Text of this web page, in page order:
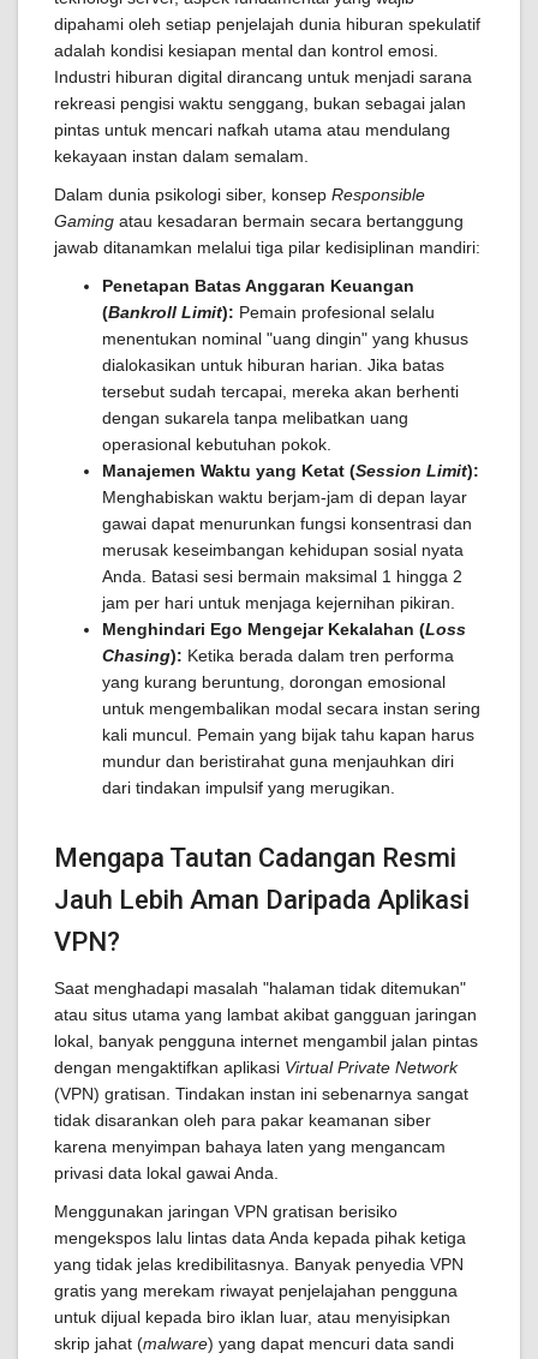
dipahami oleh setiap penjelajah dunia hiburan spekulatif
adalah kondisi kesiapan mental dan kontrol emosi.
Industri hiburan digital dirancang untuk menjadi sarana
rekreasi pengisi waktu senggang, bukan sebagai jalan
pintas untuk mencari nafkah utama atau mendulang
kekayaan instan dalam semalam.
Dalam dunia psikologi siber, konsep Responsible
Gaming atau kesadaran bermain secara bertanggung
jawab ditanamkan melalui tiga pilar kedisiplinan mandiri:
Penetapan Batas Anggaran Keuangan
(Bankroll Limit): Pemain profesional selalu
menentukan nominal "uang dingin" yang khusus
dialokasikan untuk hiburan harian. Jika batas
tersebut sudah tercapai, mereka akan berhenti
dengan sukarela tanpa melibatkan uang
operasional kebutuhan pokok.
Manajemen Waktu yang Ketat (Session Limit):
Menghabiskan waktu berjam-jam di depan layar
gawai dapat menurunkan fungsi konsentrasi dan
merusak keseimbangan kehidupan sosial nyata
Anda. Batasi sesi bermain maksimal 1 hingga 2
jam per hari untuk menjaga kejernihan pikiran.
Menghindari Ego Mengejar Kekalahan (Loss
Chasing): Ketika berada dalam tren performa
yang kurang beruntung, dorongan emosional
untuk mengembalikan modal secara instan sering
kali muncul. Pemain yang bijak tahu kapan harus
mundur dan beristirahat guna menjauhkan diri
dari tindakan impulsif yang merugikan.
Mengapa Tautan Cadangan Resmi
Jauh Lebih Aman Daripada Aplikasi
VPN?
Saat menghadapi masalah "halaman tidak ditemukan"
atau situs utama yang lambat akibat gangguan jaringan
lokal, banyak pengguna internet mengambil jalan pintas
dengan mengaktifkan aplikasi Virtual Private Network
(VPN) gratisan. Tindakan instan ini sebenarnya sangat
tidak disarankan oleh para pakar keamanan siber
karena menyimpan bahaya laten yang mengancam
privasi data lokal gawai Anda.
Menggunakan jaringan VPN gratisan berisiko
mengekspos lalu lintas data Anda kepada pihak ketiga
yang tidak jelas kredibilitasnya. Banyak penyedia VPN
gratis yang merekam riwayat penjelajahan pengguna
untuk dijual kepada biro iklan luar, atau menyisipkan
skrip jahat (malware) yang dapat mencuri data sandi